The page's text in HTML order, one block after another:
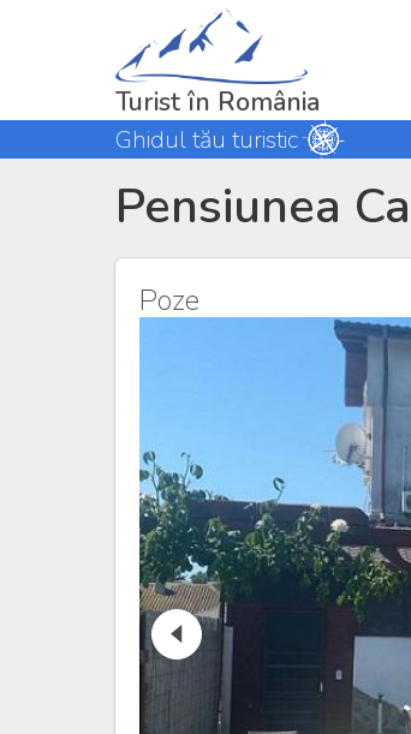
Turist în România
Ghidul tău turistic
Pensiunea
Poze